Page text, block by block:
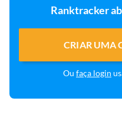
Ranktracker
CRIAR UMA
Ou faça login